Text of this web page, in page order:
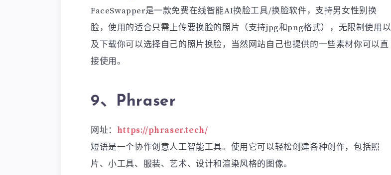
FaceSwapper是一款免费在线智能AI换脸工具/换脸软件，支持男女性别换
脸，使用的适合只需上传要换脸的照片（支持jpg和png格式），无限制使用以
及下载你可以选择自己的照片换脸，当然网站自己也提供的一些素材你可以直
接使用。
9、Phraser
网址： https://phraser.tech/
短语是一个协作创意人工智能工具。使用它可以轻松创建各种创作，包括照
片、小工具、服装、艺术、设计和渲染风格的图像。